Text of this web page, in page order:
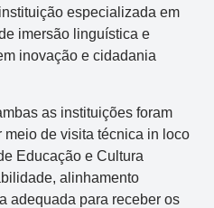
especializada em
imersão linguística e
inovação e cidadania
as instituições foram
de visita técnica in loco
Educação e Cultura
alinhamento
adequada para receber os